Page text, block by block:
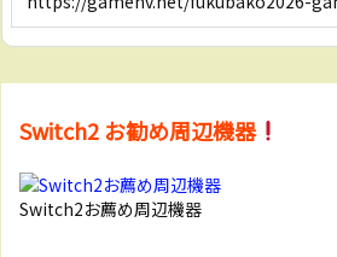
Switch2 お勧め周辺機器
Switch2お薦め周辺機器